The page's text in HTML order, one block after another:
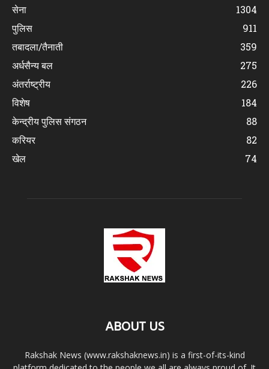
सेना
1304
पुलिस
911
तबादला/तैनाती
359
अर्धसैन्य बल
275
अंतर्राष्ट्रीय
226
विशेष
184
केन्द्रीय पुलिस संगठन
88
करियर
82
खेल
74
ABOUT US
Rakshak News (www.rakshaknews.in) is a first-of-its-kind